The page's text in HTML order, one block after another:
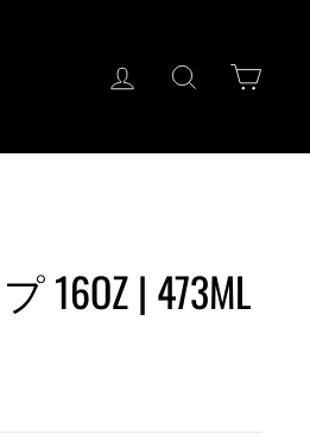
ログイン キーワード検
16OZ | 473ML